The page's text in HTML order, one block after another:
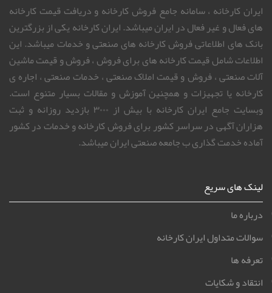
ایران کارخانه ، سامانه جامع فروش کارخانه و دریافت قیمت کارخانه
های فعال و غیر فعال در ایران میباشد. ایران کارخانه یکی از بزرگترین
بانک های اطلاعاتی فروش کارخانه های صنعتی و خدمات میباشد. این
اطلاعات شامل قیمت کارخانه های برای فروش ، فروش و قیمت ماشین
آلات صنعتی ، فروش و قیمت املاک صنعتی ، خدمات صنعتی ، اجاره ی
کارخانه یا تجهیزات و همچنین آموزش و مقالات بسیار متنوع است.
وبسایت جامع ایران کارخانه با بیش از ۳۰۰۰ بازدید روزانه و ثبت
هزاران آگهی در سراسر کشور برای فروش کارخانه و خدمات در کشور
آماده خدمت گذاری ب جامعه صنعتی ایران میباشد.
لینک های سریع
درباره ما
سوالات متداول ایران کارخانه
تعرفه ها
انتقاد و شکایات